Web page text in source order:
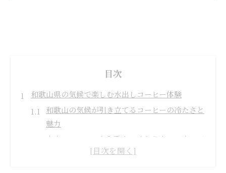
目次
和歌山県の気候で楽しむ水出しコーヒー体験
和歌山の気候が引き立てるコーヒーの冷たさと
魅力
水出しコーヒーを和歌山で味わう楽しみ方の工